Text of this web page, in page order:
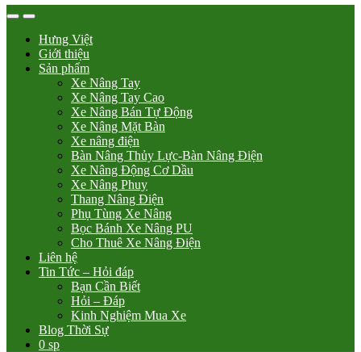
Hưng Việt
Giới thiệu
Sản phẩm
Xe Nâng Tay
Xe Nâng Tay Cao
Xe Nâng Bán Tự Động
Xe Nâng Mặt Bàn
Xe nâng điện
Bàn Nâng Thủy Lực-Bàn Nâng Điện
Xe Nâng Động Cơ Dầu
Xe Nâng Phuy
Thang Nâng Điện
Phụ Tùng Xe Nâng
Bọc Bánh Xe Nâng PU
Cho Thuê Xe Nâng Điện
Liên hệ
Tin Tức – Hỏi đáp
Bạn Cần Biết
Hỏi – Đáp
Kinh Nghiệm Mua Xe
Blog Thời Sự
0 sp